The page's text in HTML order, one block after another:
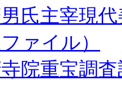
氏主宰現
ァイル）
院重宝調